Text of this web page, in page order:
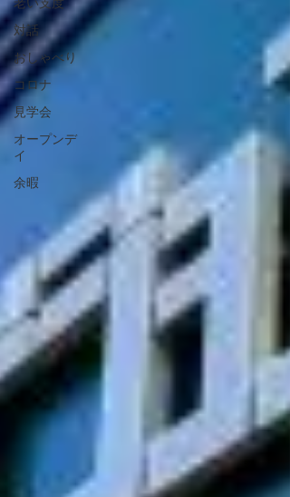
老い支度
対話
おしゃべり
コロナ
見学会
オープンデ
イ
余暇